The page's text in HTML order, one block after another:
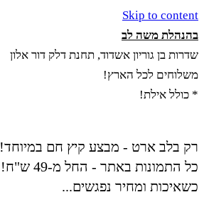
Skip to content
בהנהלת משה לב
שדרות בן גוריון אשדוד, תחנת דלק דור אלון
משלוחים לכל הארץ!
* כולל אילת!
רק בלב ארט - מבצע קיץ חם במיוחד!
כל התמונות באתר - החל מ-49 ש"ח!
כשאיכות ומחיר נפגשים...